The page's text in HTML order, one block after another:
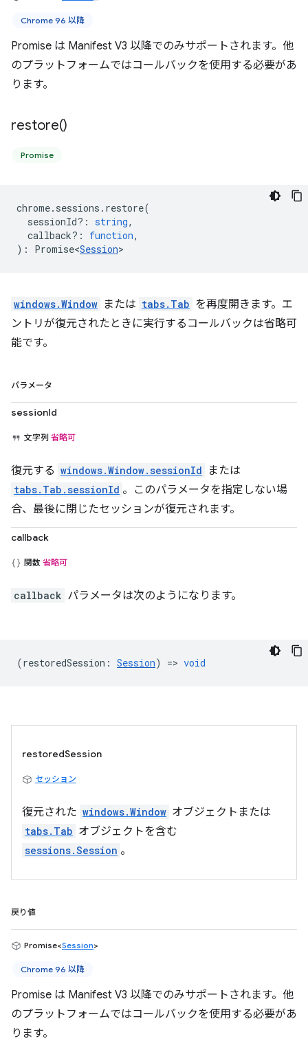
Chrome 96 以降
Promise は Manifest V3 以降でのみサポートされます。他
のプラットフォームではコールバックを使用する必要があ
ります。
restore()
Promise
chrome. sessions . restore(
sessionId? : string,
callback? : function,
) : Promise<Session>
windows.Window または tabs.Tab を再度開きます。エ
ントリが復元されたときに実行するコールバックは省略可
能です。
パラメータ
sessionId
文字列 省略可
復元する windows.Window.sessionId または
tabs.Tab.sessionId 。このパラメータを指定しない場
合、最後に閉じたセッションが復元されます。
callback
関数 省略可
callback パラメータは次のようになります。
(restoredSession : Session) => void
restoredSession
セッション
復元された windows.Window オブジェクトまたは
tabs.Tab オブジェクトを含む
sessions.Session 。
戻り値
Promise<Session>
Chrome 96 以降
Promise は Manifest V3 以降でのみサポートされます。他
のプラットフォームではコールバックを使用する必要があ
ります。